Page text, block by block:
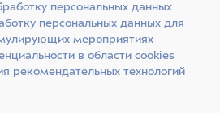
персональных данных
персональных данных для
мероприятиях
в области cookies
рекомендательных технологий